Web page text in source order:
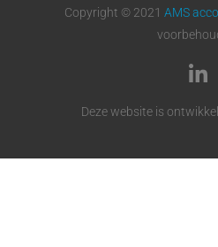
Copyright © 2021 AMS
Deze website is